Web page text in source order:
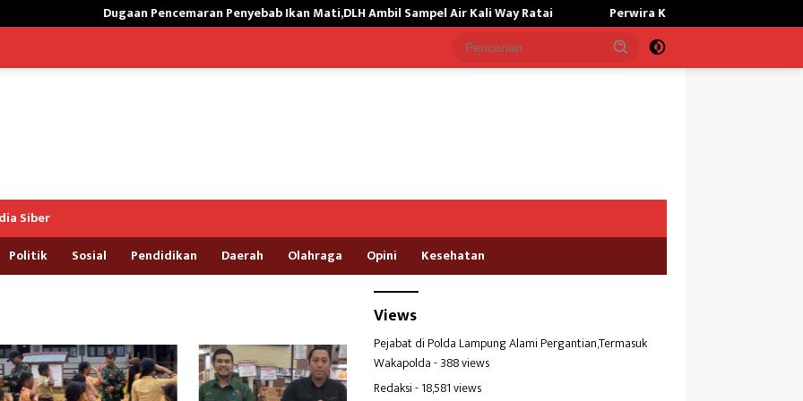
Dugaan Pencemaran Penyebab Ikan Mati,DLH Ambil Sampel Air Kali Way Ratai Perwira Kilang Balongan Gelar Doa
Siber
Politik Sosial Pendidikan Daerah Olahraga Opini Kesehatan
Views
Pejabat di Polda Lampung Alami Pergantian,Termasuk
Wakapolda- 388 views
Redaksi- 18,581 views